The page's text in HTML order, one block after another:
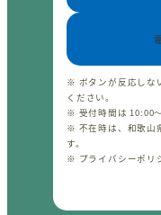
※ ボタンが反応しな
ください。
※ 受付時間は 10:00
※ 不在時は、和歌山
す。
※ プライバシーポリ